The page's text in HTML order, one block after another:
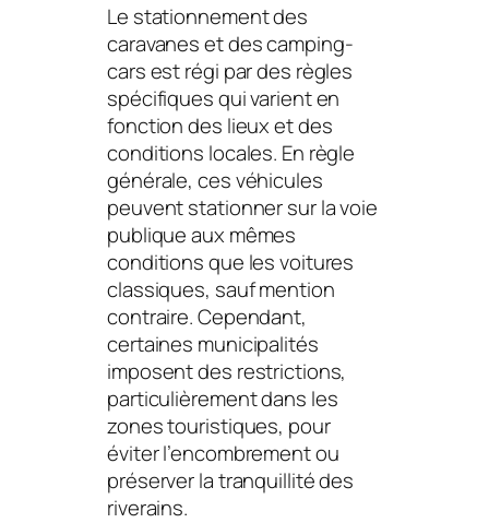
Le stationnement des
caravanes et des camping-
cars est régi par des règles
spécifiques qui varient en
fonction des lieux et des
conditions locales. En règle
générale, ces véhicules
peuvent stationner sur la voie
publique aux mêmes
conditions que les voitures
classiques, sauf mention
contraire. Cependant,
certaines municipalités
imposent des restrictions,
particulièrement dans les
zones touristiques, pour
éviter l’encombrement ou
préserver la tranquillité des
riverains.